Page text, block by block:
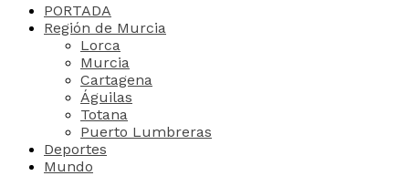
PORTADA
Región de Murcia
Lorca
Murcia
Cartagena
Águilas
Totana
Puerto Lumbreras
Deportes
Mundo